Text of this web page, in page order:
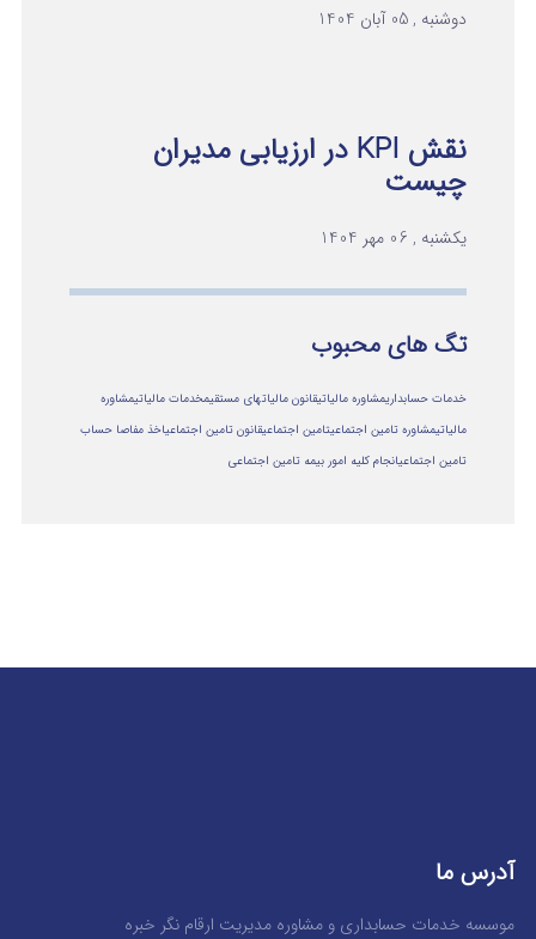
دوشنبه , 05 آبان 1404
نقش KPI در ارزیابی مدیران
چیست
یکشنبه , 06 مهر 1404
تگ های محبوب
خدمات حسابداریمشاوره مالیاتیقانون مالیاتهای مستقیمخدمات مالیاتیمشاوره
مالياتيمشاوره تامین اجتماعیتامین اجتماعیقانون تامین اجتماعیاخذ مفاصا حساب
تامین اجتماعیانجام کلیه امور بیمه تامین اجتماعی
آدرس ما
موسسه خدمات حسابداری و مشاوره مدیریت ارقام نگر خبره